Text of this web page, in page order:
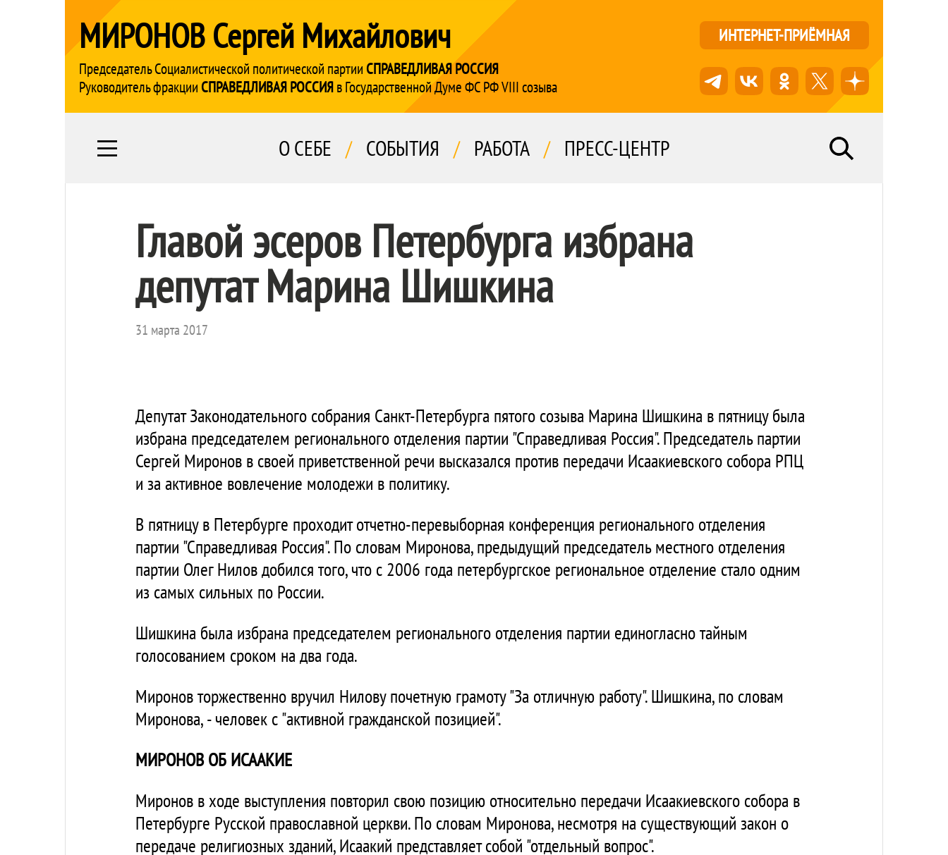
МИРОНОВ Сергей Михайлович
Председатель Социалистической политической партии СПРАВЕДЛИВАЯ РОССИЯ
Руководитель фракции СПРАВЕДЛИВАЯ РОССИЯв Государственной Думе ФС РФ VIII созыва
ИНТЕРНЕТ-ПРИЁМНАЯ
О СЕБЕ / СОБЫТИЯ / РАБОТА / ПРЕСС-ЦЕНТР
Главой эсеров Петербурга избрана
депутат Марина Шишкина
31 марта 2017
Депутат Законодательного собрания Санкт-Петербурга пятого созыва Марина Шишкина в пятницу была
избрана председателем регионального отделения партии "Справедливая Россия". Председатель партии
Сергей Миронов в своей приветственной речи высказался против передачи Исаакиевского собора РПЦ
и за активное вовлечение молодежи в политику.
В пятницу в Петербурге проходит отчетно-перевыборная конференция регионального отделения
партии "Справедливая Россия". По словам Миронова, предыдущий председатель местного отделения
партии Олег Нилов добился того, что с 2006 года петербургское региональное отделение стало одним
из самых сильных по России.
Шишкина была избрана председателем регионального отделения партии единогласно тайным
голосованием сроком на два года.
Миронов торжественно вручил Нилову почетную грамоту "За отличную работу". Шишкина, по словам
Миронова, - человек с "активной гражданской позицией".
МИРОНОВ ОБ ИСААКИЕ
Миронов в ходе выступления повторил свою позицию относительно передачи Исаакиевского собора в
Петербурге Русской православной церкви. По словам Миронова, несмотря на существующий закон о
передаче религиозных зданий, Исаакий представляет собой "отдельный вопрос".